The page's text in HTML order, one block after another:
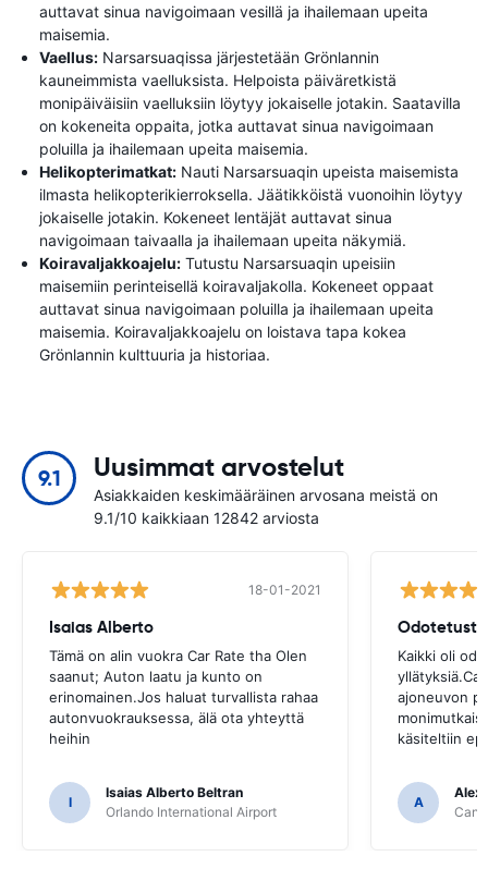
auttavat sinua navigoimaan vesillä ja ihailemaan upeita
maisemia.
Vaellus: Narsarsuaqissa järjestetään Grönlannin
kauneimmista vaelluksista. Helpoista päiväretkistä
monipäiväisiin vaelluksiin löytyy jokaiselle jotakin. Saatavilla
on kokeneita oppaita, jotka auttavat sinua navigoimaan
poluilla ja ihailemaan upeita maisemia.
Helikopterimatkat: Nauti Narsarsuaqin upeista maisemista
ilmasta helikopterikierroksella. Jäätikköistä vuonoihin löytyy
jokaiselle jotakin. Kokeneet lentäjät auttavat sinua
navigoimaan taivaalla ja ihailemaan upeita näkymiä.
Koiravaljakkoajelu: Tutustu Narsarsuaqin upeisiin
maisemiin perinteisellä koiravaljakolla. Kokeneet oppaat
auttavat sinua navigoimaan poluilla ja ihailemaan upeita
maisemia. Koiravaljakkoajelu on loistava tapa kokea
Grönlannin kulttuuria ja historiaa.
9.1 Uusimmat arvostelut
Asiakkaiden keskimääräinen arvosana meistä on
9.1/10 kaikkiaan 12842 arviosta
18-01-2021
Isaias Alberto
Tämä on alin vuokra Car Rate tha Olen
saanut; Auton laatu ja kunto on
erinomainen.Jos haluat turvallista rahaa
autonvuokrauksessa, älä ota yhteyttä
heihin
I
Isaias Alberto Beltran
Orlando International Airport
Odotetusti
Kaikki oli
ajoneuvon
käsiteltiin
A
Alex